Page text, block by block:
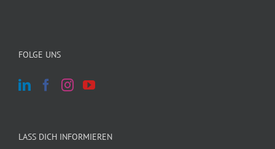
FOLGE UNS
LASS DICH INFORMIEREN